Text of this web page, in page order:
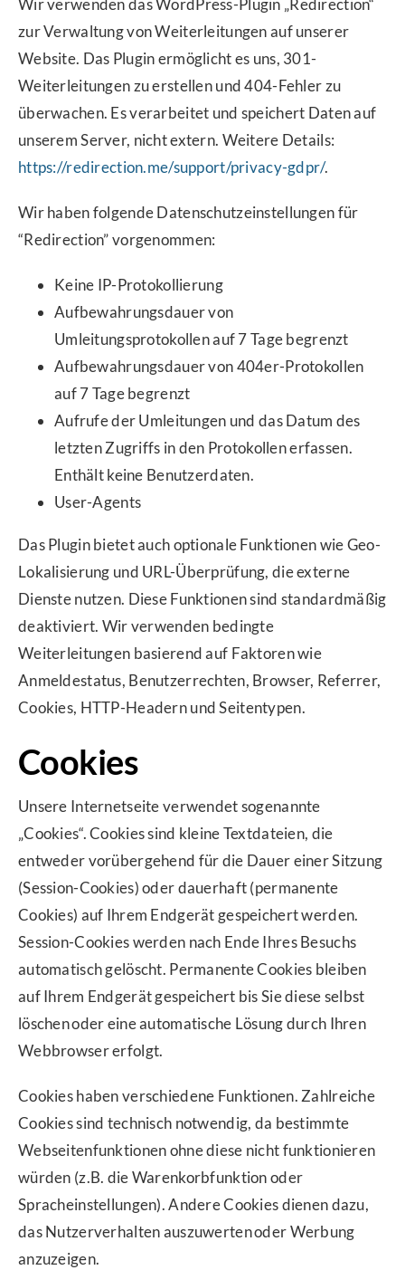
Wir verwenden das WordPress-Plugin „Redirection“
zur Verwaltung von Weiterleitungen auf unserer
Website. Das Plugin ermöglicht es uns, 301-
Weiterleitungen zu erstellen und 404-Fehler zu
überwachen. Es verarbeitet und speichert Daten auf
unserem Server, nicht extern. Weitere Details:
https://redirection.me/support/privacy-gdpr/.
Wir haben folgende Datenschutzeinstellungen für
“Redirection” vorgenommen:
Keine IP-Protokollierung
Aufbewahrungsdauer von
Umleitungsprotokollen auf 7 Tage begrenzt
Aufbewahrungsdauer von 404er-Protokollen
auf 7 Tage begrenzt
Aufrufe der Umleitungen und das Datum des
letzten Zugriffs in den Protokollen erfassen.
Enthält keine Benutzerdaten.
User-Agents
Das Plugin bietet auch optionale Funktionen wie Geo-
Lokalisierung und URL-Überprüfung, die externe
Dienste nutzen. Diese Funktionen sind standardmäßig
deaktiviert. Wir verwenden bedingte
Weiterleitungen basierend auf Faktoren wie
Anmeldestatus, Benutzerrechten, Browser, Referrer,
Cookies, HTTP-Headern und Seitentypen.
Cookies
Unsere Internetseite verwendet sogenannte
„Cookies“. Cookies sind kleine Textdateien, die
entweder vorübergehend für die Dauer einer Sitzung
(Session-Cookies) oder dauerhaft (permanente
Cookies) auf Ihrem Endgerät gespeichert werden.
Session-Cookies werden nach Ende Ihres Besuchs
automatisch gelöscht. Permanente Cookies bleiben
auf Ihrem Endgerät gespeichert bis Sie diese selbst
löschen oder eine automatische Lösung durch Ihren
Webbrowser erfolgt.
Cookies haben verschiedene Funktionen. Zahlreiche
Cookies sind technisch notwendig, da bestimmte
Webseitenfunktionen ohne diese nicht funktionieren
würden (z.B. die Warenkorbfunktion oder
Spracheinstellungen). Andere Cookies dienen dazu,
das Nutzerverhalten auszuwerten oder Werbung
anzuzeigen.